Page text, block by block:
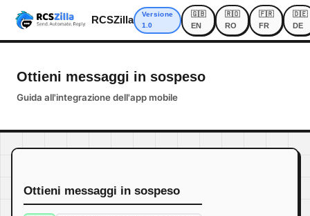
RCSZilla
Versione
1.0
🇬🇧
EN
🇷🇴
RO
🇫🇷
FR
🇩🇪
DE
Ottieni messaggi in sospeso
Guida all'integrazione dell'app mobile
Ottieni messaggi in sospeso